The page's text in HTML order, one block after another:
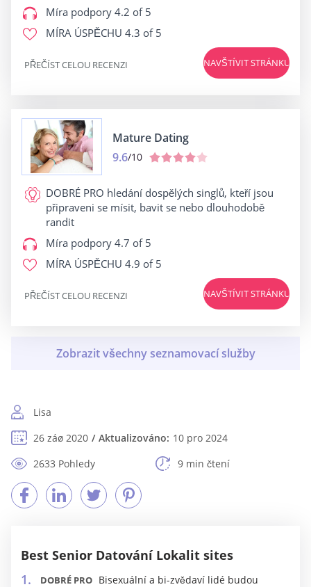
Míra podpory 4.2 of 5
MÍRA ÚSPĚCHU 4.3 of 5
NAVŠTÍVIT STRÁNKU
PŘEČÍST CELOU RECENZI
Mature Dating
9.6/10
DOBRÉ PRO hledání dospělých singlů, kteří jsou
připraveni se mísit, bavit se nebo dlouhodobě
randit
Míra podpory 4.7 of 5
MÍRA ÚSPĚCHU 4.9 of 5
NAVŠTÍVIT STRÁNKU
PŘEČÍST CELOU RECENZI
Lisa
26 záø 2020
Aktualizováno: 10 pro 2024
2633 Pohledy
9 min čtení
Best Senior Datování Lokalit sites
DOBRÉ PRO Bisexuální a bi-zvědaví lidé budou